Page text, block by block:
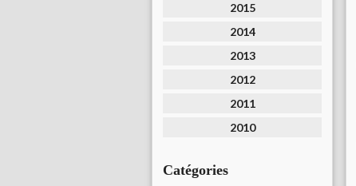
2015
2014
2013
2012
2011
2010
Catégories